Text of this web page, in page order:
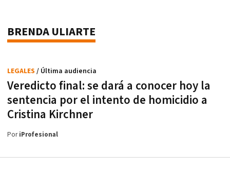
BRENDA ULIARTE
Veredicto final: se dará a conocer hoy la
sentencia por el intento de homicidio a
Cristina Kirchner
LEGALES / Última audiencia
PoriProfesional